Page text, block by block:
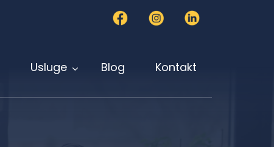
Usluge Blog Kontakt